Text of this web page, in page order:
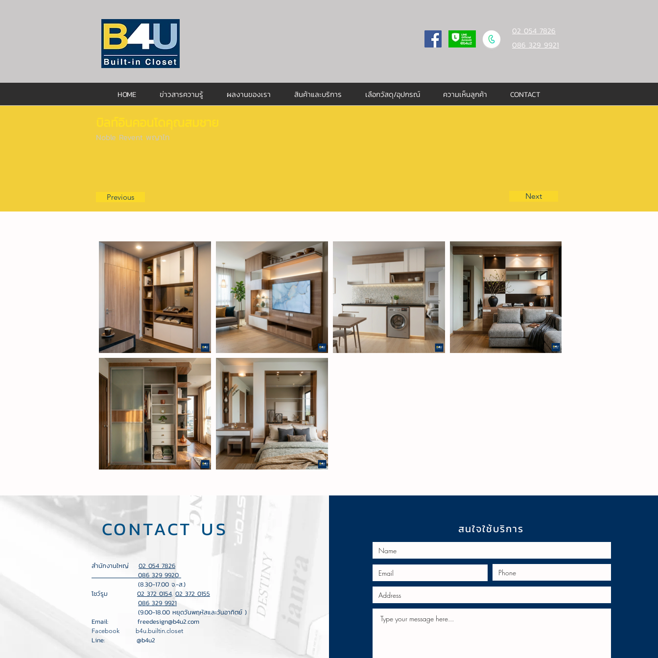
02 054 7826
086 329 9921
HOME ข่าวสารความรู้ ผลงานของเรา สินค้าและบริการ เลือกวัสดุ/อุปกรณ์ ความเห็นลูกค้า CONTACT
บิลท์อินคอนโดคุณสมชาย
Noble Revent พญาไท
Previous Next
CONTACT US
สำนักงานใหญ่ 02 054 7826
086 329 9920
(8.30-17.00 จ.-ส.)
โชว์รูม 02 372 0154, 02 372 0155
086 329 9921
(9.00-18.00 หยุดวันพฤหัสและวันอาทิตย์ )
Email: freedesign@b4u2.com
Facebook b4u.builtin.closet
Line: @b4u2
สนใจใช้บริการ